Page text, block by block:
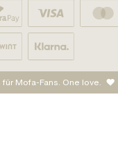
Mofa-Fans. One love.